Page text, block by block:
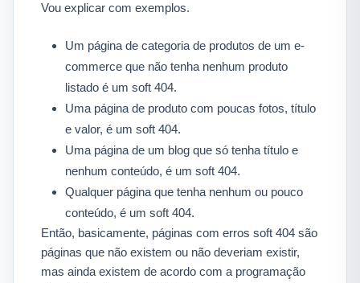
Vou explicar com exemplos.
Um página de categoria de produtos de um e-
commerce que não tenha nenhum produto
listado é um soft 404.
Uma página de produto com poucas fotos, título
e valor, é um soft 404.
Uma página de um blog que só tenha título e
nenhum conteúdo, é um soft 404.
Qualquer página que tenha nenhum ou pouco
conteúdo, é um soft 404.
Então, basicamente, páginas com erros soft 404 são
páginas que não existem ou não deveriam existir,
mas ainda existem de acordo com a programação